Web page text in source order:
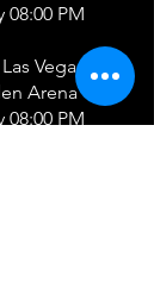
08:00 PM
Vegas
Arena
08:00 PM